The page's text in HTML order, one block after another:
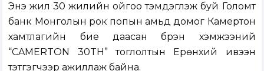
Энэ жил 30 жилийн ойгоо тэмдэглэж буй Голомт
банк Монголын рок попын амьд домог Камертон
хамтлагийн бие даасан бүрэн хэмжээний
“CAMERTON 30TH ”
тоглолтын Ерөнхий ивээн
тэтгэгчээр ажиллаж байна.